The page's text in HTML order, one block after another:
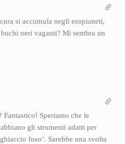
si accumula negli esopianeti,
neri vaganti? Mi sembra un
Fantastico! Speriamo che le
gli strumenti adatti per
fuso’. Sarebbe una svolta